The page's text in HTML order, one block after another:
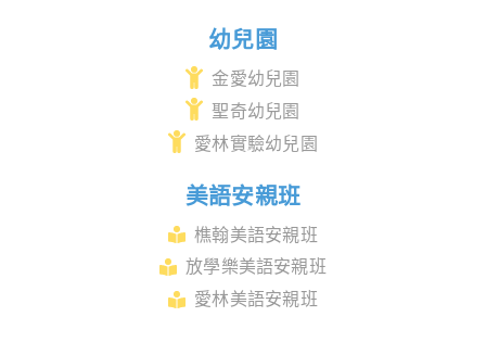
幼兒園
金愛幼兒園
聖奇幼兒園
愛林實驗幼兒園
美語安親班
樵翰美語安親班
放學樂美語安親班
愛林美語安親班